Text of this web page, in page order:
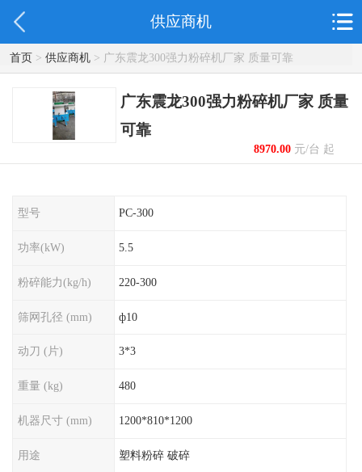
供应商机
首页> 供应商机> 广东震龙300强力粉碎机厂家 质量可靠
广东震龙300强力粉碎机厂家 质量
可靠
8970.00元/台 起
型号 PC-300
功率(kW) 5.5
粉碎能力(kg/h) 220-300
筛网孔径 (mm) ф10
动刀 (片) 3*3
重量 (kg) 480
机器尺寸 (mm) 1200*810*1200
用途 塑料粉碎 破碎